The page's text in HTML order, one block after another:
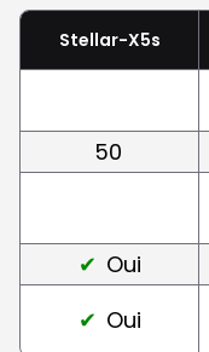
Stellar-X5s
50
Oui
Oui